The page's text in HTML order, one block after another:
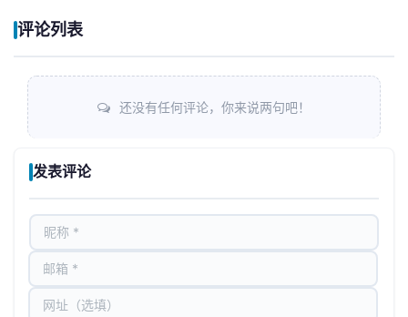
评论列表
还没有任何评论，你来说两句吧！
发表评论